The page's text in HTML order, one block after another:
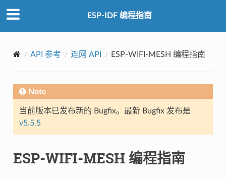
ESP-IDF 编程指南
API 参考 连网 API ESP-WIFI-MESH 编程指南
Note
当前版本已发布新的 Bugfix。最新 Bugfix 发布是
v5.5.5
ESP-WIFI-MESH 编程指南